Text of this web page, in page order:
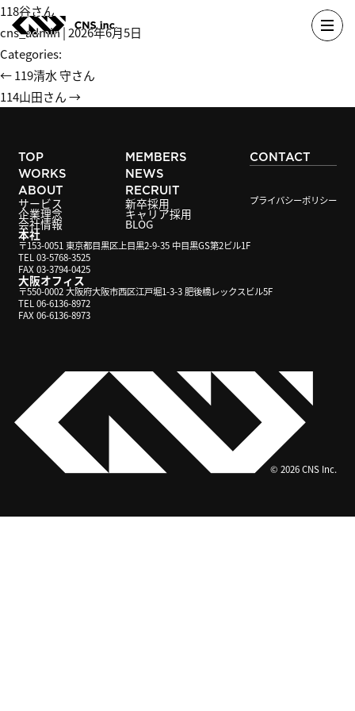
Skip
to
the
content
118谷さん
cns_admin|2026年6月5日
Categories:
投
稿
←119清水 守さん
114山田さん→
本社
〒153-0051 東京都目黒区上目黒2-9-35 中目黒GS第2ビル1F
TEL 03-5768-3525
FAX 03-3794-0425
大阪オフィス
〒550-0002 大阪府大阪市西区江戸堀1-3-3 肥後橋レックスビル5F
TEL 06-6136-8972
FAX 06-6136-8973
TOP
WORKS
ABOUT
サービス
企業理念
会社情報
MEMBERS
NEWS
RECRUIT
新卒採用
キャリア採用
BLOG
CONTACT
プライバシーポリシー
© 2026 CNS Inc.